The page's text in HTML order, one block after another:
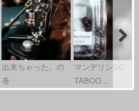
出来ちゃった。の
巻
マンデリンSG
TABOO…